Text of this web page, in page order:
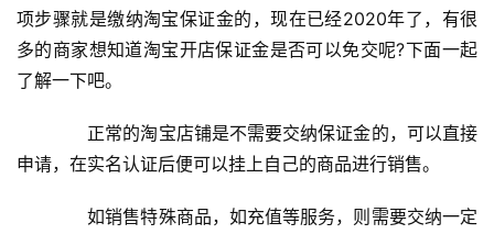
项步骤就是缴纳淘宝保证金的，现在已经2020年了，有很
多的商家想知道淘宝开店保证金是否可以免交呢?下面一起
了解一下吧。
正常的淘宝店铺是不需要交纳保证金的，可以直接
申请，在实名认证后便可以挂上自己的商品进行销售。
如销售特殊商品，如充值等服务，则需要交纳一定